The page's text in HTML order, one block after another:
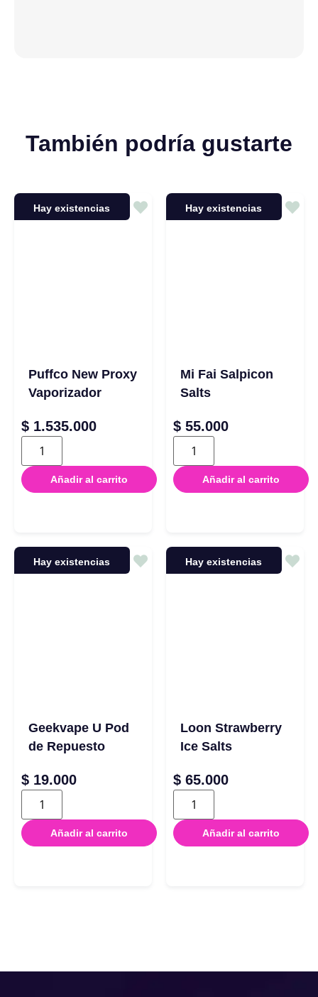
También podría gustarte
Hay existencias
Puffco New Proxy
Vaporizador
$ 1.535.000
Añadir al carrito
Hay existencias
Mi Fai Salpicon
Salts
$ 55.000
Añadir al carrito
Hay existencias
Geekvape U Pod
de Repuesto
$ 19.000
Añadir al carrito
Hay existencias
Loon Strawberry
Ice Salts
$ 65.000
Añadir al carrito